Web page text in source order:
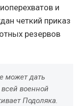
и
четкий приказ
резервов
может дать
военной
Подоляка.